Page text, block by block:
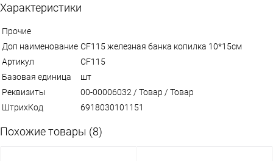
Характеристики
Прочие
Доп наименование CF115 железная банка копилка 10*15см
Артикул
CF115
Базовая единица
шт
Реквизиты
00-00006032 / Товар / Товар
ШтрихКод
6918030101151
Похожие товары (8)